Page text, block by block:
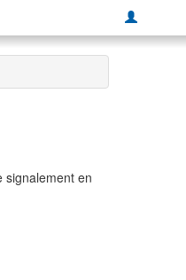
signalement en